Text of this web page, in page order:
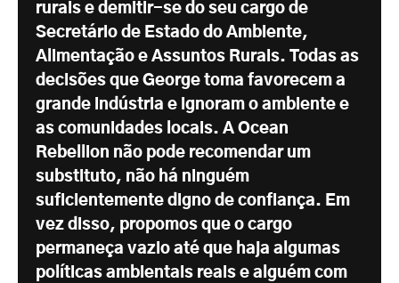
rurais e demitir-se do seu cargo de
Secretário de Estado do Ambiente,
Alimentação e Assuntos Rurais. Todas as
decisões que George toma favorecem a
grande indústria e ignoram o ambiente e
as comunidades locais. A Ocean
Rebellion não pode recomendar um
substituto, não há ninguém
suficientemente digno de confiança. Em
vez disso, propomos que o cargo
permaneça vazio até que haja algumas
políticas ambientais reais e alguém com